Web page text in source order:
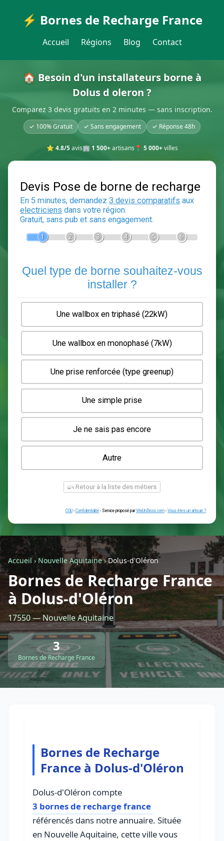
⚡ Bornes de Recharge France
Accueil Régions Blog Contact
🏠 Besoin d'un installateurs borne à
Dolus d oleron ?
Comparez 3 devis gratuits en 2 minutes — sans inscription.
✓ 100% Gratuit ✓ Sans engagement ✓ Réponse 48h
⭐ 4.8/5avis🏢 1 500+artisans 📍 5 000+villes
Devis Pose de borne de
En 5 minutes, demandez3 devis comparatifs
Gratuit, sans pub et sans engagement.
2 3 6
Quel type de borne souhaitez-
installer ?
Une wallbox en triphasé (22kW)
Une wallbox en monophasé (7kW)
Une prise renforcée (type greenup)
Une simple prise
Je ne sais pas encore
Autre
Retour à la liste des métiers
CGU-Confidentialité- Service proposé parViteUnDevis.com-Vous
Accueil› Nouvelle Aquitaine›Dolus-d'Oléron
Bornes de Recharge France
à Dolus-d'Oléron
17550 — Nouvelle Aquitaine
3
Bornes de Recharge France
Bornes de Recharge
France à Dolus-d'Oléron
Dolus-d'Oléron compte
3 bornes de recharge france
référencés dans notre annuaire. Située
en Nouvelle Aquitaine, cette ville vous